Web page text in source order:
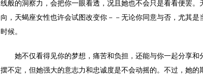
线般的洞察力，会把你一眼看透，况且她也不会只是看看便罢。
向，天蝎座女性也许会试图改变你－－无论你同意与否，尤其是
时候。
她不仅看得见你的梦想，痛苦和负担，还能与你一起分享
摆不定，但她强大的意志力和忠诚度是不会动摇的。不过，她